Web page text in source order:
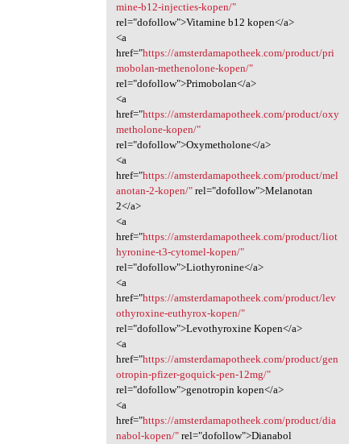
mine-b12-injecties-kopen/"
rel="dofollow">Vitamine b12 kopen</a>
<a
href="https://amsterdamapotheek.com/product/pri
mobolan-methenolone-kopen/"
rel="dofollow">Primobolan</a>
<a
href="https://amsterdamapotheek.com/product/oxy
metholone-kopen/"
rel="dofollow">Oxymetholone</a>
<a
href="https://amsterdamapotheek.com/product/mel
anotan-2-kopen/"rel="dofollow">Melanotan
2</a>
<a
href="https://amsterdamapotheek.com/product/liot
hyronine-t3-cytomel-kopen/"
rel="dofollow">Liothyronine</a>
<a
href="https://amsterdamapotheek.com/product/lev
othyroxine-euthyrox-kopen/"
rel="dofollow">Levothyroxine Kopen</a>
<a
href="https://amsterdamapotheek.com/product/gen
otropin-pfizer-goquick-pen-12mg/"
rel="dofollow">genotropin kopen</a>
<a
href="https://amsterdamapotheek.com/product/dia
nabol-kopen/"rel="dofollow">Dianabol